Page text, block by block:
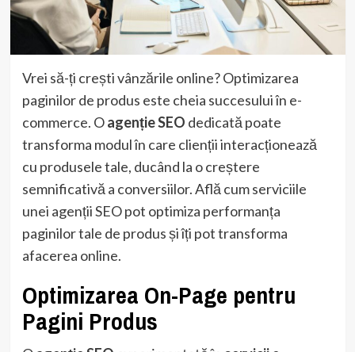
Vrei să-ți crești vânzările online? Optimizarea
paginilor de produs este cheia succesului în e-
commerce. Oagenție SEO dedicată poate
transforma modul în care clienții interacționează
cu produsele tale, ducând la o creștere
semnificativă a conversiilor. Află cum serviciile
unei agenții SEO pot optimiza performanța
paginilor tale de produs și îți pot transforma
afacerea online.
Optimizarea On-Page pentru
Pagini Produs